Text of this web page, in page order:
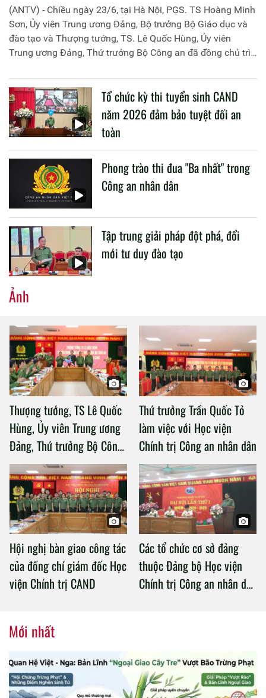
(ANTV) - Chiều ngày 23/6, tại Hà Nội, PGS. TS Hoàng Minh
Sơn, Ủy viên Trung ương Đảng, Bộ trưởng Bộ Giáo dục và
đào tạo và Thượng tướng, TS. Lê Quốc Hùng, Ủy viên
Trung ương Đảng, Thứ trưởng Bộ Công an đã đồng chủ trì
liên quan đến công tác giáo dục và đào tạo của lực lượng
CAND.
Tổ chức kỳ thi tuyển sinh CAND
năm 2026 đảm bảo tuyệt đối an
toàn
Phong trào thi đua "Ba nhất" trong
Công an nhân dân
Tập trung giải pháp đột phá, đổi
mới tư duy đào tạo
Ảnh
Thượng tướng, TS Lê Quốc
Hùng, Ủy viên Trung ương
Đảng, Thứ trưởng Bộ Công
an làm việc với Học viện
Chính trị Công an nhân dân
Thứ trưởng Trần Quốc Tỏ
làm việc với Học viện
Chính trị Công an nhân dân
Hội nghị bàn giao công tác
của đồng chí giám đốc Học
viện Chính trị CAND
Các tổ chức cơ sở đảng
thuộc Đảng bộ Học viện
Chính trị Công an nhân dân
Mới nhất